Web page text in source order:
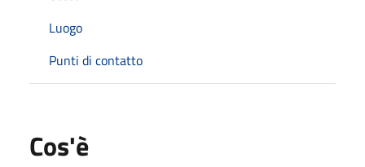
Luogo
Punti di contatto
Cos'è